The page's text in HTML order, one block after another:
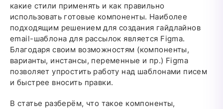
какие стили применять и как правильно
использовать готовые компоненты. Наиболее
подходящим решением для создания гайдлайнов
email-шаблона для рассылок является Figma.
Благодаря своим возможностям (компоненты,
варианты, инстансы, переменные и пр.) Figma
позволяет упростить работу над шаблонами писем
и быстрее вносить правки.
В статье разберём, что такое компоненты,